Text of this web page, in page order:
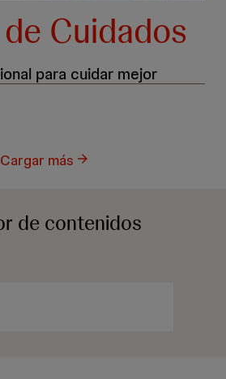
Cuidados
para cuidar mejor
Cargar más
de contenidos